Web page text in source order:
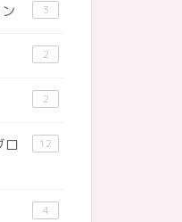
3
2
2
ロ
12
4